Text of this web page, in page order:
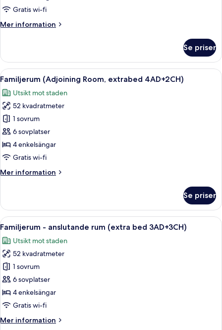
extrabed
Gratis wi-fi
Mer information
Mer
(Adjoining
Room,
extrabed
3AD+3CH)
Se priser
Öppna
alla
foton
för
Familjerum
(Adjoining
Room,
extrabed
Ett hotellrum med en stor säng,
7
Familjerum (Adjoining Room, extrabed 4AD+2CH)
Utsikt mot staden
52 kvadratmeter
1 sovrum
6 sovplatser
4 enkelsängar
Gratis wi-fi
Mer information
Mer
(Adjoining
Room,
extrabed
4AD+2CH)
Se priser
Öppna
alla
foton
för
Familjerum
-
anslutande
rum
bed
Ett hotellrum med en stor säng,
7
Familjerum - anslutande rum (extra bed 3AD+3CH)
Utsikt mot staden
52 kvadratmeter
1 sovrum
6 sovplatser
4 enkelsängar
Gratis wi-fi
Mer information
Mer